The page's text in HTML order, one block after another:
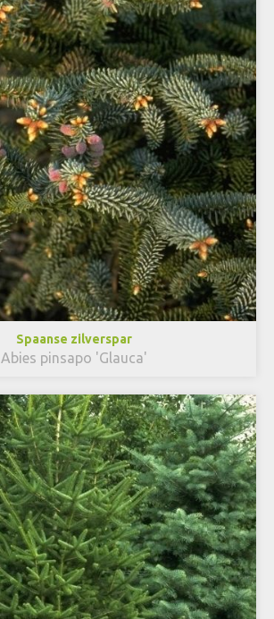
Spaanse zilverspar
Abies pinsapo 'Glauca'